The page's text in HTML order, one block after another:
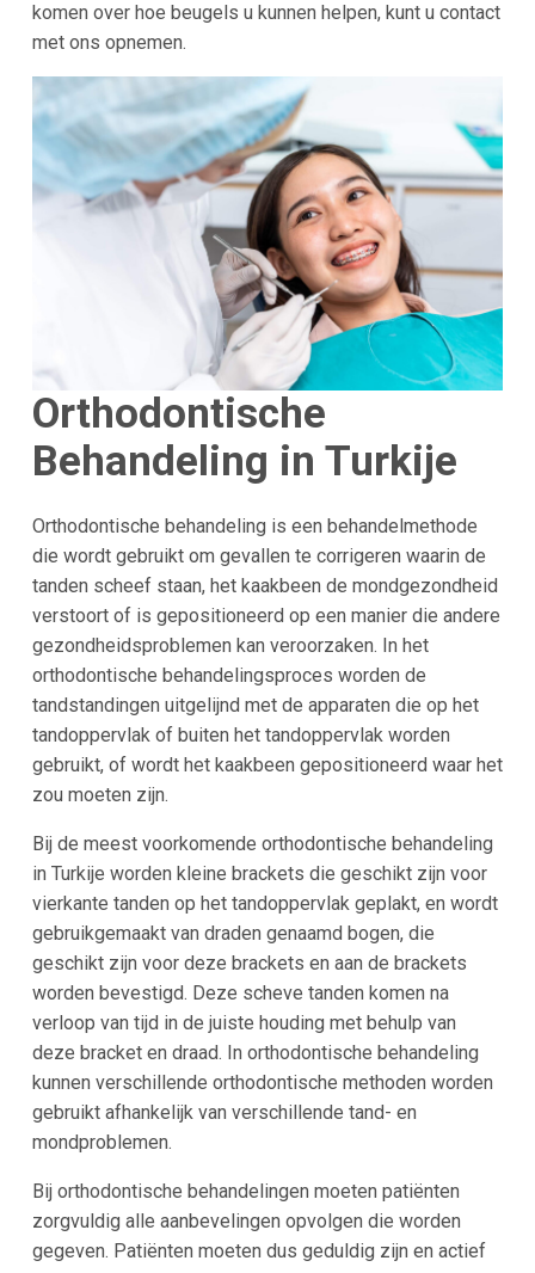
komen over hoe beugels u kunnen helpen, kunt u contact
met ons opnemen.
Orthodontische
Behandeling in Turkije
Orthodontische behandeling is een behandelmethode
die wordt gebruikt om gevallen te corrigeren waarin de
tanden scheef staan, het kaakbeen de mondgezondheid
verstoort of is gepositioneerd op een manier die andere
gezondheidsproblemen kan veroorzaken. In het
orthodontische behandelingsproces worden de
tandstandingen uitgelijnd met de apparaten die op het
tandoppervlak of buiten het tandoppervlak worden
gebruikt, of wordt het kaakbeen gepositioneerd waar het
zou moeten zijn.
Bij de meest voorkomende orthodontische behandeling
in Turkije worden kleine brackets die geschikt zijn voor
vierkante tanden op het tandoppervlak geplakt, en wordt
gebruikgemaakt van draden genaamd bogen, die
geschikt zijn voor deze brackets en aan de brackets
worden bevestigd. Deze scheve tanden komen na
verloop van tijd in de juiste houding met behulp van
deze bracket en draad. In orthodontische behandeling
kunnen verschillende orthodontische methoden worden
gebruikt afhankelijk van verschillende tand- en
mondproblemen.
Bij orthodontische behandelingen moeten patiënten
zorgvuldig alle aanbevelingen opvolgen die worden
gegeven. Patiënten moeten dus geduldig zijn en actief